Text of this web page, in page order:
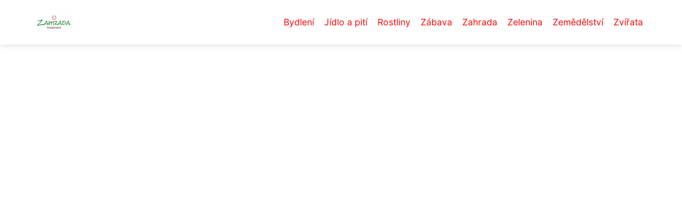
Bydlení Jídlo a pití Rostliny Zábava Zahrada Zelenina Zemědělství Zvířata